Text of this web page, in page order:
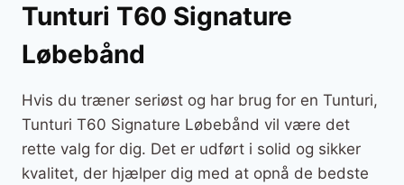
Tunturi T60 Signature
Løbebånd
Hvis du træner seriøst og har brug for en Tunturi,
Tunturi T60 Signature Løbebånd vil være det
rette valg for dig. Det er udført i solid og sikker
kvalitet, der hjælper dig med at opnå de bedste